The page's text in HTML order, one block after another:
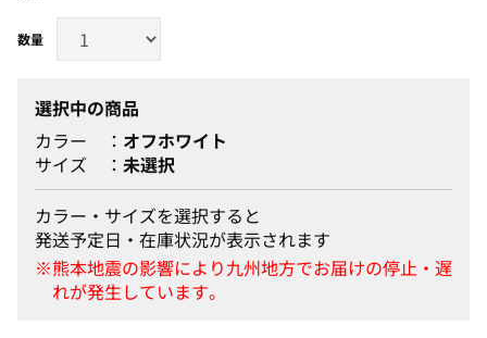
選択中の商品
カラー
オフホワイト
サイズ
未選択
カラー・サイズを選択すると
発送予定日・在庫状況が表示されます